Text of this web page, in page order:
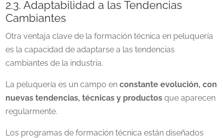
2.3. Adaptabilidad a las Tendencias
Cambiantes
Otra ventaja clave de la formación técnica en peluquería
es la capacidad de adaptarse a las tendencias
cambiantes de la industria.
La peluquería es un campo enconstante evolución, con
nuevas tendencias, técnicas y productos que aparecen
regularmente.
Los programas de formación técnica están diseñados